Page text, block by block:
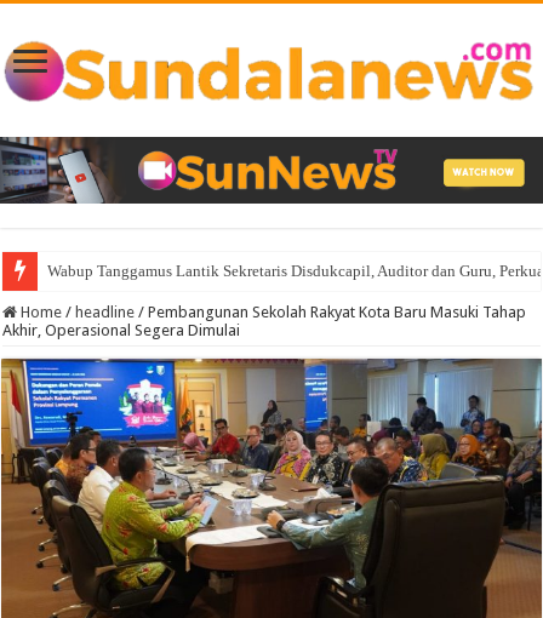
AKBP Raswidiati Anggraini Siap Bersinergi, Komitmen Lampura Harus
Home / headline / Pembangunan Sekolah Rakyat Kota Baru Masuki Tahap
Akhir, Operasional Segera Dimulai